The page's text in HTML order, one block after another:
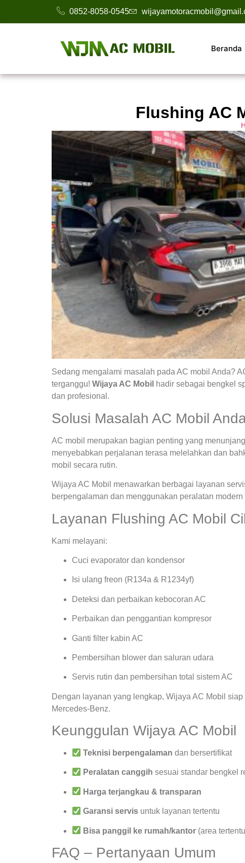
0852-8058-0545
Beranda
Flushing AC
Sedang mengalami masalah pada AC mobil Anda?
terganggu! Wijaya AC Mobil hadir sebagai bengkel
dan profesional.
Solusi Masalah AC Mobil
AC mobil merupakan bagian penting yang
menyebabkan perjalanan terasa melelahkan dan
mobil secara rutin.
Wijaya AC Mobil menawarkan berbagai layanan
berpengalaman dan menggunakan peralatan
Layanan Flushing AC Mobil
Kami melayani:
Cuci evaporator dan kondensor
Isi ulang freon (R134a & R1234yf)
Deteksi dan perbaikan kebocoran AC
Perbaikan dan penggantian kompresor
Ganti filter kabin AC
Pembersihan blower dan saluran udara
Servis rutin dan pembersihan total sistem AC
Dengan layanan yang lengkap, Wijaya AC Mobil
Mercedes-Benz.
Keunggulan Wijaya AC Mobil
Teknisi berpengalaman dan bersertifikat
Peralatan canggih sesuai standar bengkel
Harga terjangkau & transparan
Garansi servis untuk layanan tertentu
Bisa panggil ke rumah/kantor (area
FAQ – Pertanyaan Umum